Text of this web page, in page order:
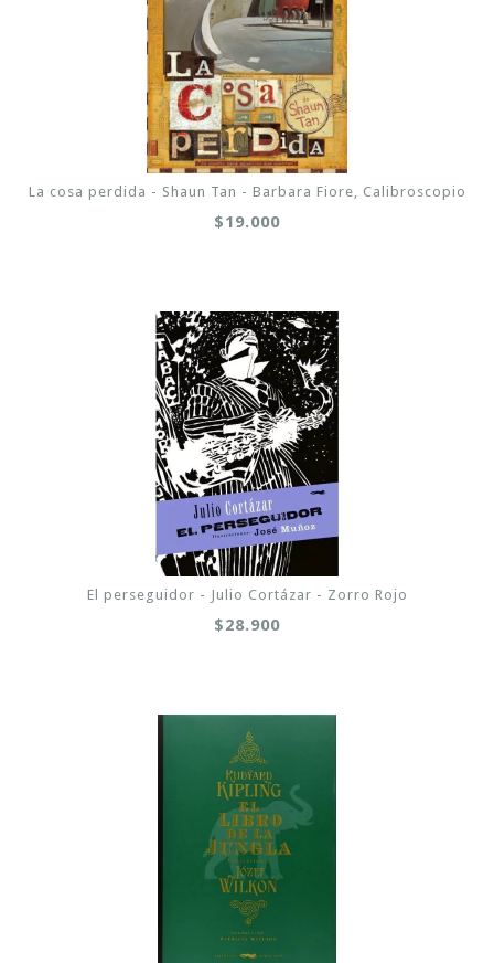
La cosa perdida - Shaun Tan - Barbara Fiore, Calibroscopio
$19.000
El perseguidor - Julio Cortázar - Zorro Rojo
$28.900